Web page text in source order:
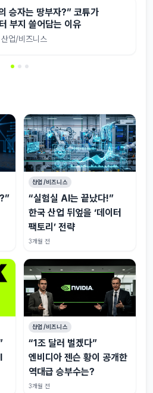
승자는 땅부자?” 코튜가
부지 쓸어담는 이유
업/비즈니스
산업/비즈니스
“실험실 AI는 끝났다!”
한국 산업 뒤엎을 ‘데이터
팩토리’ 전략
3개월 전
산업/비즈니스
“1조 달러 벌겠다”
엔비디아 젠슨 황이 공개한
역대급 승부수는?
3개월 전